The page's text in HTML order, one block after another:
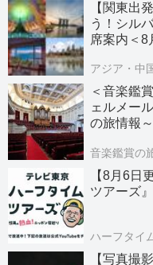
【関東出
う！シル
席案内＜8
アジア・中
＜音楽鑑
ェルメー
の旅情報～
音楽鑑賞の
【8月6日
ツアーズ
ハーフタイ
【写真撮